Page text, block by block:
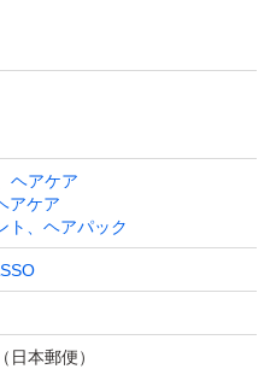
ヘアケア
アケア
ト、ヘアパック
日本郵便）